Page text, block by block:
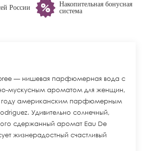
России
Накопительная бонусная
система
— нишевая парфюмерная вода с
мускусным ароматом для женщин,
году американским парфюмерным
Удивительно солнечный,
сдержанный аромат Eau De
жизнерадостный счастливый